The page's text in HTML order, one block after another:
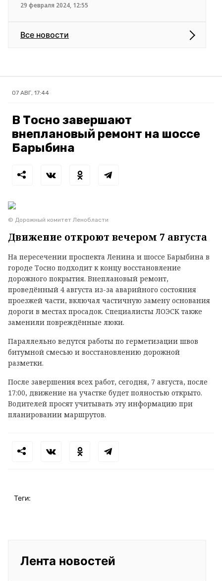
29 февраля 2024, 12:55
Все новости
07 АВГ, 17:44
В Тосно завершают
внеплановый ремонт на шоссе
Барыбина
© Дорожный комитет Ленобласти
Движение откроют вечером 7 августа
На пересечении проспекта Ленина и шоссе Барыбина в
городе Тосно подходит к концу восстановление
дорожного покрытия. Внеплановый ремонт,
проведённый 4 августа из-за аварийного состояния
проезжей части, включал частичную замену основания
дороги в местах просадок. Специалисты ЛОЭСК также
заменили повреждённые люки.
Параллельно ведутся работы по герметизации швов
битумной смесью и восстановлению дорожной
разметки.
После завершения всех работ, сегодня, 7 августа, после
17:00, движение на участке будет полностью открыто.
Водителей просят учитывать эту информацию при
планировании маршрутов.
Теги:
Лента новостей